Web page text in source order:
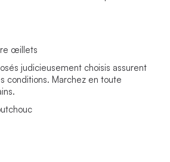
œillets
judicieusement choisis assurent
conditions. Marchez en toute